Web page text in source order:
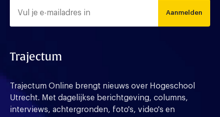
Aanmelden
Trajectum
Trajectum Online brengt nieuws over Hogeschool
Utrecht. Met dagelijkse berichtgeving, columns,
interviews, achtergronden, foto's, video's en